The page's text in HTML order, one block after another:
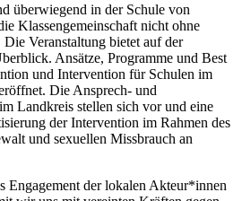
überwiegend in der Schule von
Klassengemeinschaft nicht ohne
Die Veranstaltung bietet auf der
Ansätze, Programme und Best
und Intervention für Schulen im
Die Ansprech- und
Landkreis stellen sich vor und eine
der Intervention im Rahmen des
und sexuellen Missbrauch an
Engagement der lokalen Akteur*innen